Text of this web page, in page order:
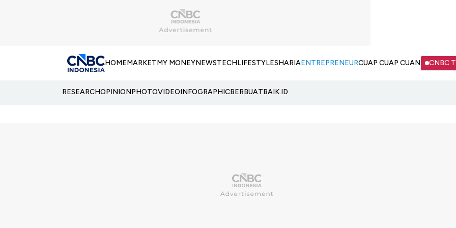
HOMEMARKETMY MONEYNEWSTECHLIFESTYLESHARIAENTREPRENEURCUAP CUAP CUAN CNBC
RESEARCHOPINIONPHOTOVIDEOINFOGRAPHICBERBUATBAIK.ID